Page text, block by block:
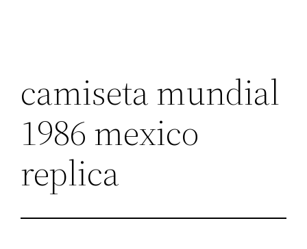
camiseta mundial
1986 mexico
replica